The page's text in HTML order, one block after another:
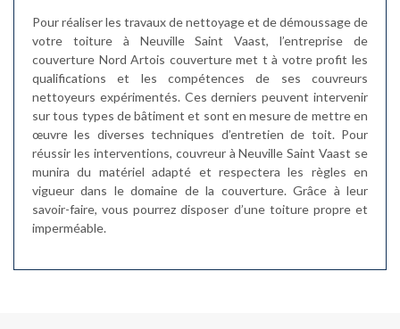
Pour réaliser les travaux de nettoyage et de démoussage de
votre toiture à Neuville Saint Vaast, l’entreprise de
couverture Nord Artois couverture met t à votre profit les
qualifications et les compétences de ses couvreurs
nettoyeurs expérimentés. Ces derniers peuvent intervenir
sur tous types de bâtiment et sont en mesure de mettre en
œuvre les diverses techniques d’entretien de toit. Pour
réussir les interventions, couvreur à Neuville Saint Vaast se
munira du matériel adapté et respectera les règles en
vigueur dans le domaine de la couverture. Grâce à leur
savoir-faire, vous pourrez disposer d’une toiture propre et
imperméable.